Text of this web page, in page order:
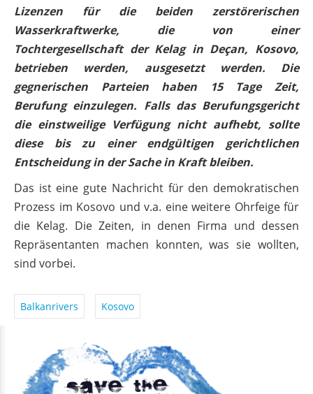
Lizenzen für die beiden zerstörerischen
Wasserkraftwerke, die von einer
Tochtergesellschaft der Kelag in Deçan, Kosovo,
betrieben werden, ausgesetzt werden. Die
gegnerischen Parteien haben 15 Tage Zeit,
Berufung einzulegen. Falls das Berufungsgericht
die einstweilige Verfügung nicht aufhebt, sollte
diese bis zu einer endgültigen gerichtlichen
Entscheidung in der Sache in Kraft bleiben.
Das ist eine gute Nachricht für den demokratischen
Prozess im Kosovo und v.a. eine weitere Ohrfeige für
die Kelag. Die Zeiten, in denen Firma und dessen
Repräsentanten machen konnten, was sie wollten,
sind vorbei.
Balkanrivers Kosovo